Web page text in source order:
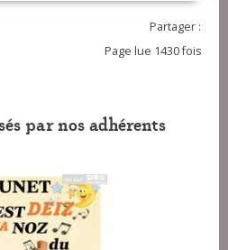
Partager :
Page lue 1430 fois
par nos adhérents